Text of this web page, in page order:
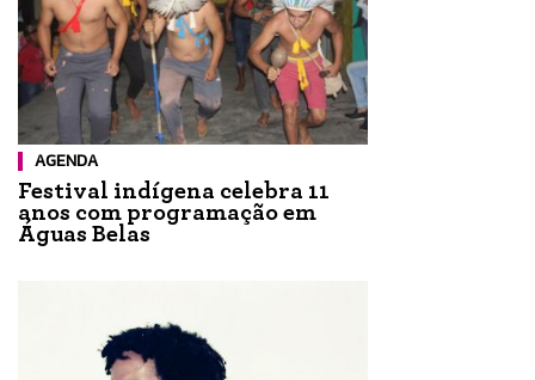
AGENDA
Festival indígena celebra 11
anos com programação em
Águas Belas